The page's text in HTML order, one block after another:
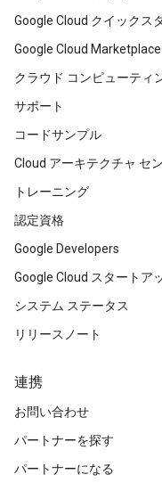
Google Cloud クイックス
Google Cloud Marketplace
クラウド コンピューティ
サポート
コードサンプル
Cloud アーキテクチャ セ
トレーニング
認定資格
Google Developers
Google Cloud スタートア
システム ステータス
リリースノート
連携
お問い合わせ
パートナーを探す
パートナーになる